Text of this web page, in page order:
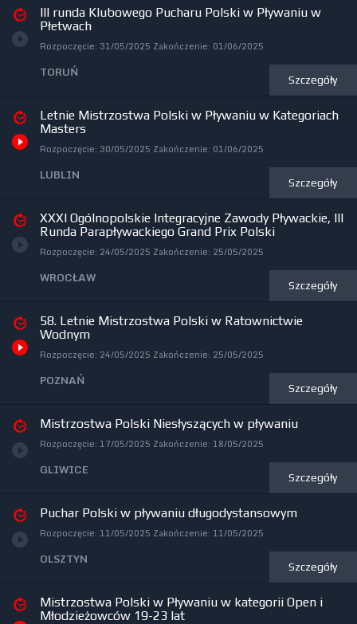
III runda Klubowego Pucharu Polski w Pływaniu w
Płetwach
Rozpoczęcie: 31/05/2025 Zakończenie: 01/06/2025
TORUŃ Szczegóły
Letnie Mistrzostwa Polski w Pływaniu w Kategoriach
Masters
Rozpoczęcie: 30/05/2025 Zakończenie: 01/06/2025
LUBLIN Szczegóły
XXXI Ogólnopolskie Integracyjne Zawody Pływackie, III
Runda Parapływackiego Grand Prix Polski
Rozpoczęcie: 24/05/2025 Zakończenie: 25/05/2025
WROCŁAW Szczegóły
58. Letnie Mistrzostwa Polski w Ratownictwie
Wodnym
Rozpoczęcie: 24/05/2025 Zakończenie: 25/05/2025
POZNAŃ Szczegóły
Mistrzostwa Polski Niesłyszących w pływaniu
Rozpoczęcie: 17/05/2025 Zakończenie: 18/05/2025
GLIWICE Szczegóły
Puchar Polski w pływaniu długodystansowym
Rozpoczęcie: 11/05/2025 Zakończenie: 11/05/2025
OLSZTYN Szczegóły
Mistrzostwa Polski w Pływaniu w kategorii Open i
Młodzieżowców 19-23 lat